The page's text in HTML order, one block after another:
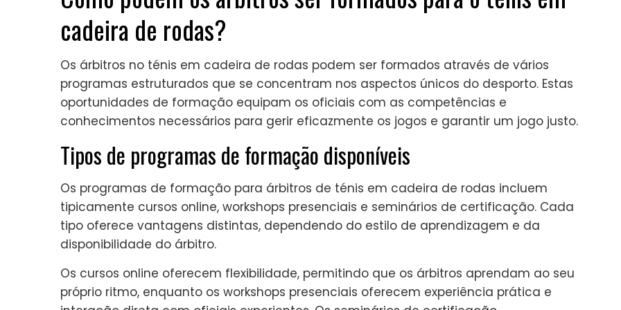
cadeira de rodas?
Os árbitros no ténis em cadeira de rodas podem ser formados através de vários
programas estruturados que se concentram nos aspectos únicos do desporto. Estas
oportunidades de formação equipam os oficiais com as competências e
conhecimentos necessários para gerir eficazmente os jogos e garantir um jogo justo.
Tipos de programas de formação disponíveis
Os programas de formação para árbitros de ténis em cadeira de rodas incluem
tipicamente cursos online, workshops presenciais e seminários de certificação. Cada
tipo oferece vantagens distintas, dependendo do estilo de aprendizagem e da
disponibilidade do árbitro.
Os cursos online oferecem flexibilidade, permitindo que os árbitros aprendam ao seu
próprio ritmo, enquanto os workshops presenciais oferecem experiência prática e